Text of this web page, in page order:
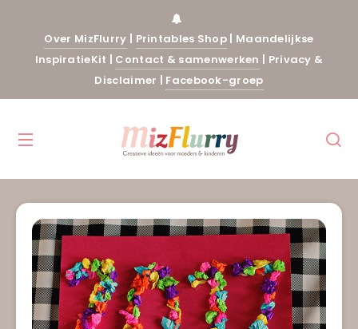
Over MizFlurry | Printables Shop | Maandelijkse
InspiratieKit | Contact & samenwerken | Privacy &
Disclaimer | Facebook-groep